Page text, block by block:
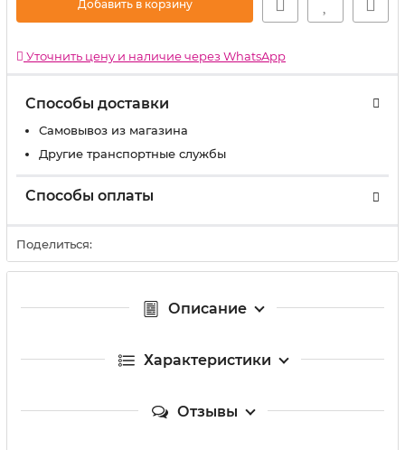
Добавить в корзину
Уточнить цену и наличие через WhatsApp
Способы доставки
Самовывоз из магазина
Другие транспортные службы
Способы оплаты
Поделиться:
Описание
Характеристики
Отзывы